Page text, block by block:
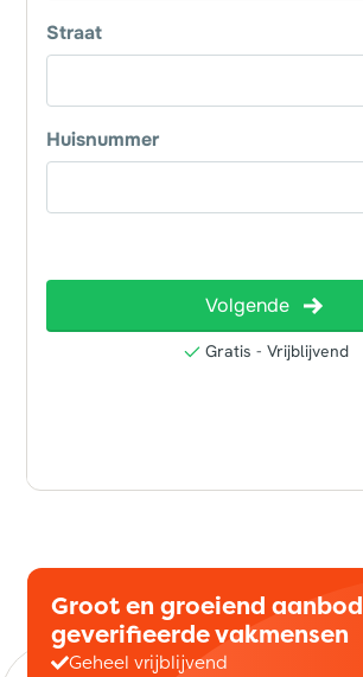
Groot en groeiend aanbod
geverifieerde vakmensen
Geheel vrijblijvend